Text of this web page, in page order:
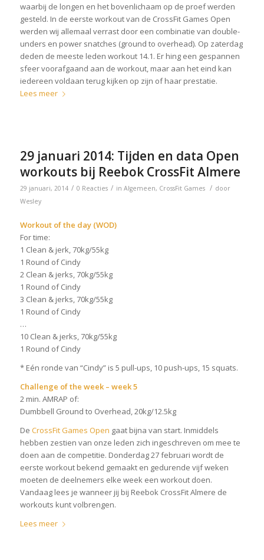
waarbij de longen en het bovenlichaam op de proef werden
gesteld. In de eerste workout van de CrossFit Games Open
werden wij allemaal verrast door een combinatie van double-
unders en power snatches (ground to overhead). Op zaterdag
deden de meeste leden workout 14.1. Er hing een gespannen
sfeer voorafgaand aan de workout, maar aan het eind kan
iedereen voldaan terug kijken op zijn of haar prestatie.
Lees meer
29 januari 2014: Tijden en data Open
workouts bij Reebok CrossFit Almere
29 januari, 2014 / 0 Reacties / in Algemeen, CrossFit Games / door
Wesley
Workout of the day (WOD)
For time:
1 Clean & jerk, 70kg/55kg
1 Round of Cindy
2 Clean & jerks, 70kg/55kg
1 Round of Cindy
3 Clean & jerks, 70kg/55kg
1 Round of Cindy
…
10 Clean & jerks, 70kg/55kg
1 Round of Cindy
* Eén ronde van “Cindy” is 5 pull-ups, 10 push-ups, 15 squats.
Challenge of the week – week 5
2 min. AMRAP of:
Dumbbell Ground to Overhead, 20kg/12.5kg
De CrossFit Games Open gaat bijna van start. Inmiddels
hebben zestien van onze leden zich ingeschreven om mee te
doen aan de competitie. Donderdag 27 februari wordt de
eerste workout bekend gemaakt en gedurende vijf weken
moeten de deelnemers elke week een workout doen.
Vandaag lees je wanneer jij bij Reebok CrossFit Almere de
workouts kunt volbrengen.
Lees meer